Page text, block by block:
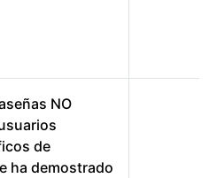
NO
de
ha demostrado